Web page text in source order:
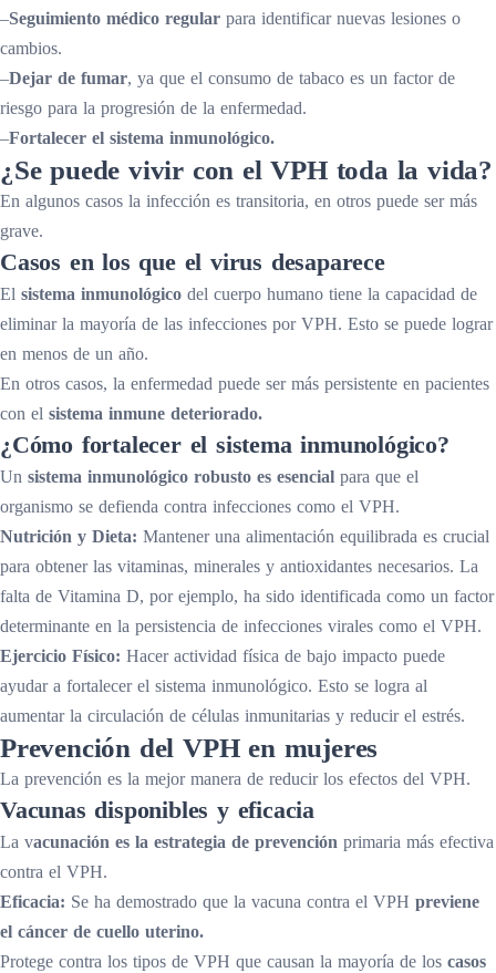
–Seguimiento médico regular para identificar nuevas lesiones o
cambios.
–Dejar de fumar, ya que el consumo de tabaco es un factor de
riesgo para la progresión de la enfermedad.
–Fortalecer el sistema inmunológico.
¿Se puede vivir con el VPH toda la vida?
En algunos casos la infección es transitoria, en otros puede ser más
grave.
Casos en los que el virus desaparece
El sistema inmunológico del cuerpo humano tiene la capacidad de
eliminar la mayoría de las infecciones por VPH. Esto se puede lograr
en menos de un año.
En otros casos, la enfermedad puede ser más persistente en pacientes
con el sistema inmune deteriorado.
¿Cómo fortalecer el sistema inmunológico?
Un sistema inmunológico robusto es esencial para que el
organismo se defienda contra infecciones como el VPH.
Nutrición y Dieta: Mantener una alimentación equilibrada es crucial
para obtener las vitaminas, minerales y antioxidantes necesarios. La
falta de Vitamina D, por ejemplo, ha sido identificada como un factor
determinante en la persistencia de infecciones virales como el VPH.
Ejercicio Físico: Hacer actividad física de bajo impacto puede
ayudar a fortalecer el sistema inmunológico. Esto se logra al
aumentar la circulación de células inmunitarias y reducir el estrés.
Prevención del VPH en mujeres
La prevención es la mejor manera de reducir los efectos del VPH.
Vacunas disponibles y eficacia
La vacunación es la estrategia de prevención primaria más efectiva
contra el VPH.
Eficacia: Se ha demostrado que la vacuna contra el VPH previene
el cáncer de cuello uterino.
Protege contra los tipos de VPH que causan la mayoría de los casos